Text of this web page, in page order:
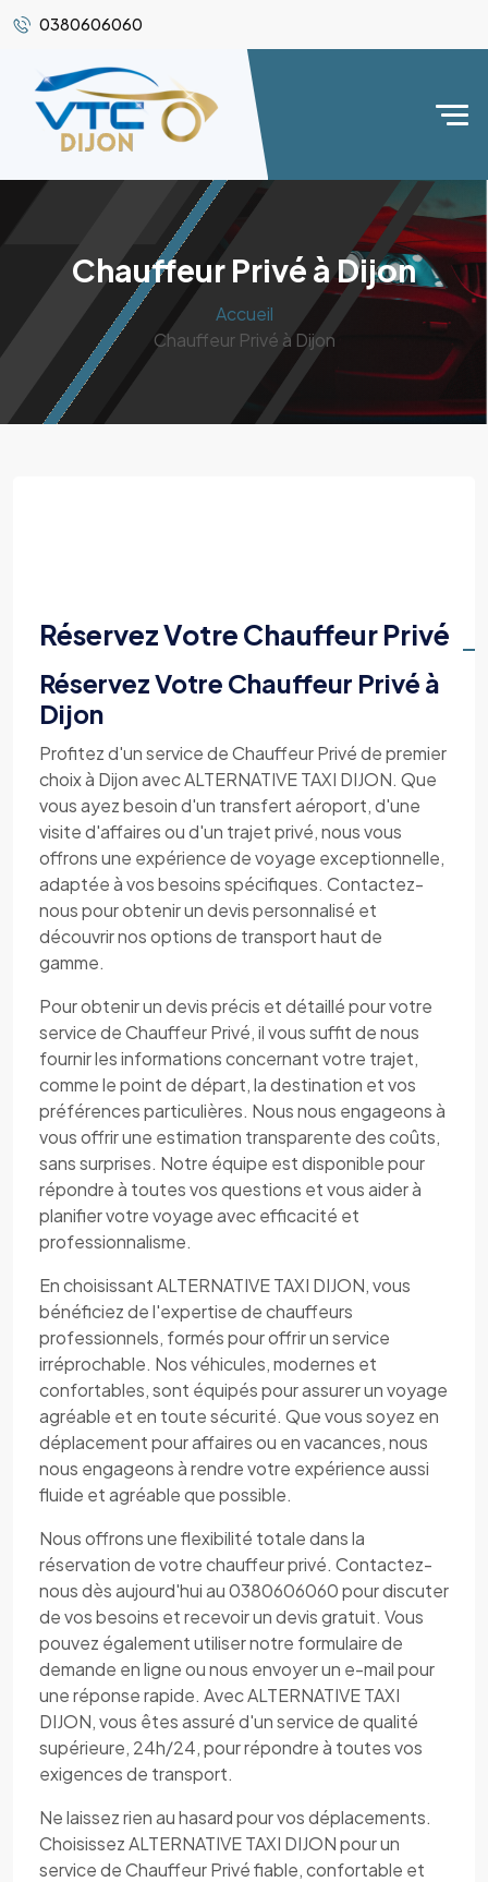
0380606060
Chauffeur Privé à Dijon
Accueil
Chauffeur Privé à Dijon
Réservez Votre Chauffeur Privé
Réservez Votre Chauffeur Privé à
Dijon
Profitez d'un service de Chauffeur Privé de premier
choix à Dijon avec ALTERNATIVE TAXI DIJON. Que
vous ayez besoin d'un transfert aéroport, d'une
visite d'affaires ou d'un trajet privé, nous vous
offrons une expérience de voyage exceptionnelle,
adaptée à vos besoins spécifiques. Contactez-
nous pour obtenir un devis personnalisé et
découvrir nos options de transport haut de
gamme.
Pour obtenir un devis précis et détaillé pour votre
service de Chauffeur Privé, il vous suffit de nous
fournir les informations concernant votre trajet,
comme le point de départ, la destination et vos
préférences particulières. Nous nous engageons à
vous offrir une estimation transparente des coûts,
sans surprises. Notre équipe est disponible pour
répondre à toutes vos questions et vous aider à
planifier votre voyage avec efficacité et
professionnalisme.
En choisissant ALTERNATIVE TAXI DIJON, vous
bénéficiez de l'expertise de chauffeurs
professionnels, formés pour offrir un service
irréprochable. Nos véhicules, modernes et
confortables, sont équipés pour assurer un voyage
agréable et en toute sécurité. Que vous soyez en
déplacement pour affaires ou en vacances, nous
nous engageons à rendre votre expérience aussi
fluide et agréable que possible.
Nous offrons une flexibilité totale dans la
réservation de votre chauffeur privé. Contactez-
nous dès aujourd'hui au 0380606060 pour discuter
de vos besoins et recevoir un devis gratuit. Vous
pouvez également utiliser notre formulaire de
demande en ligne ou nous envoyer un e-mail pour
une réponse rapide. Avec ALTERNATIVE TAXI
DIJON, vous êtes assuré d'un service de qualité
supérieure, 24h/24, pour répondre à toutes vos
exigences de transport.
Ne laissez rien au hasard pour vos déplacements.
Choisissez ALTERNATIVE TAXI DIJON pour un
service de Chauffeur Privé fiable, confortable et